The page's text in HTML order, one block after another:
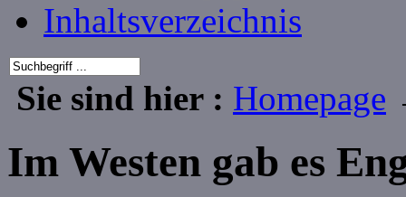
Inhaltsverzeichnis
Sie sind hier : Homepage
Im Westen gab es